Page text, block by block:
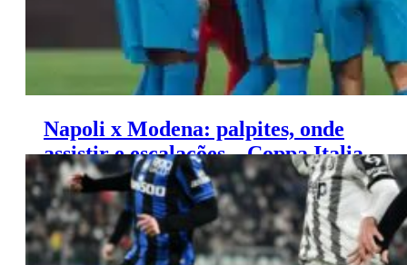
Napoli x Modena: palpites, onde
assistir e escalações – Coppa Italia
(10/08)